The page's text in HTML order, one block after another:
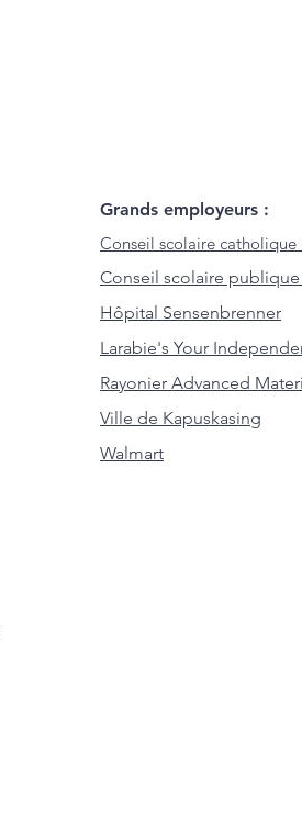
Grands employeurs :
Conseil scolaire catholique
Conseil scolaire
Hôpital Sensenbrenner
Larabie's Your
Rayonier Advanced
Ville de Kapuskasing
Walmart